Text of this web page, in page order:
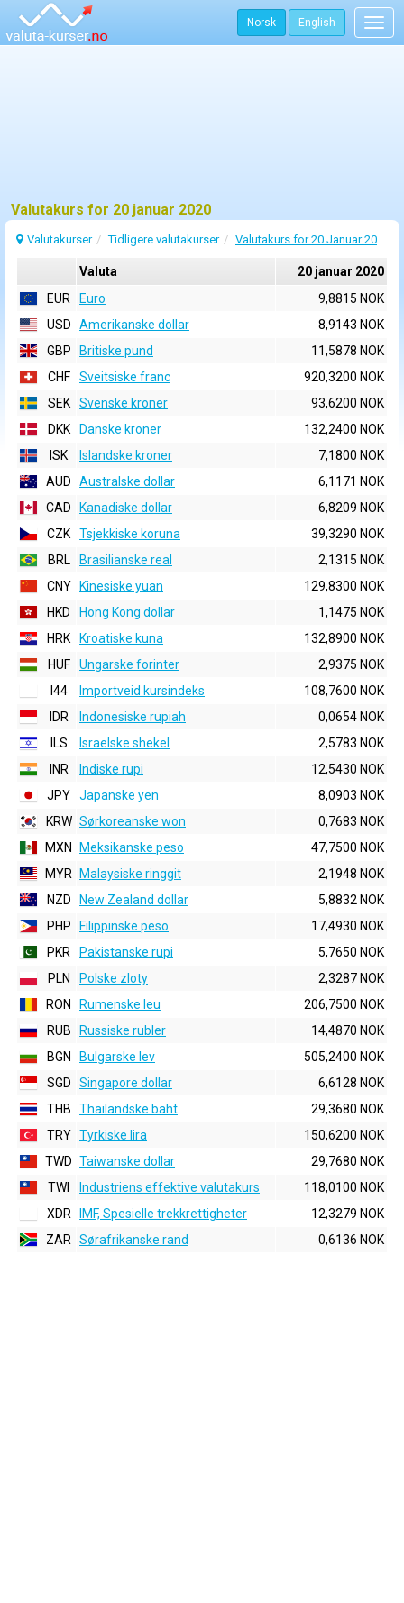
Norsk English
Valutakurs for 20 januar 2020
Valutakurser Tidligere valutakurser Valutakurs for 20 Januar 2020
Valuta
20 januar 2020
EUR
Euro
9,8815 NOK
USD
Amerikanske dollar
8,9143 NOK
GBP
Britiske pund
11,5878 NOK
CHF
Sveitsiske franc
920,3200 NOK
SEK
Svenske kroner
93,6200 NOK
DKK
Danske kroner
132,2400 NOK
ISK
Islandske kroner
7,1800 NOK
AUD
Australske dollar
6,1171 NOK
CAD
Kanadiske dollar
6,8209 NOK
CZK
Tsjekkiske koruna
39,3290 NOK
BRL
Brasilianske real
2,1315 NOK
CNY
Kinesiske yuan
129,8300 NOK
HKD
Hong Kong dollar
1,1475 NOK
HRK
Kroatiske kuna
132,8900 NOK
HUF
Ungarske forinter
2,9375 NOK
I44
Importveid kursindeks
108,7600 NOK
IDR
Indonesiske rupiah
0,0654 NOK
ILS
Israelske shekel
2,5783 NOK
INR
Indiske rupi
12,5430 NOK
JPY
Japanske yen
8,0903 NOK
KRW Sørkoreanske won
0,7683 NOK
MXN
Meksikanske peso
47,7500 NOK
MYR
Malaysiske ringgit
2,1948 NOK
NZD
New Zealand dollar
5,8832 NOK
PHP
Filippinske peso
17,4930 NOK
PKR
Pakistanske rupi
5,7650 NOK
PLN
Polske zloty
2,3287 NOK
RON
Rumenske leu
206,7500 NOK
RUB
Russiske rubler
14,4870 NOK
BGN
Bulgarske lev
505,2400 NOK
SGD
Singapore dollar
6,6128 NOK
THB
Thailandske baht
29,3680 NOK
TRY Tyrkiske lira
150,6200 NOK
TWD Taiwanske dollar
29,7680 NOK
TWI
Industriens effektive valutakurs
118,0100 NOK
XDR
IMF, Spesielle trekkrettigheter
12,3279 NOK
ZAR
Sørafrikanske rand 0,6136 NOK